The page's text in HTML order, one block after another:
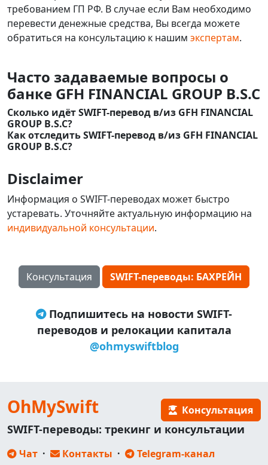
требованием ГП РФ. В случае если Вам необходимо
перевести денежные средства, Вы всегда можете
обратиться на консультацию к нашим экспертам.
Часто задаваемые вопросы о
банке GFH FINANCIAL GROUP B.S.C
Сколько идёт SWIFT-перевод в/из GFH FINANCIAL
GROUP B.S.C?
Как отследить SWIFT-перевод в/из GFH FINANCIAL
GROUP B.S.C?
Disclaimer
Информация о SWIFT-переводах может быстро
устаревать. Уточняйте актуальную информацию на
индивидуальной консультации.
Консультация SWIFT-переводы: БАХРЕЙН
Подпишитесь на новости SWIFT-
переводов и релокации капитала
@ohmyswiftblog
OhMySwift Консультация
SWIFT-переводы: трекинг и консультации
Чат · Контакты · Telegram-канал